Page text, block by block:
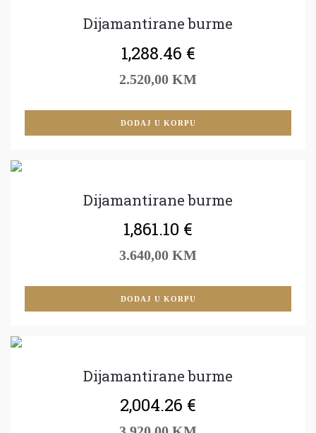
Dijamantirane burme
1,288.46 €
2.520,00 KM
DODAJ U KORPU
Dijamantirane burme
1,861.10 €
3.640,00 KM
DODAJ U KORPU
Dijamantirane burme
2,004.26 €